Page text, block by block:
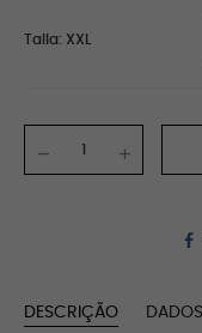
Talla: XXL
DESCRIÇÃO